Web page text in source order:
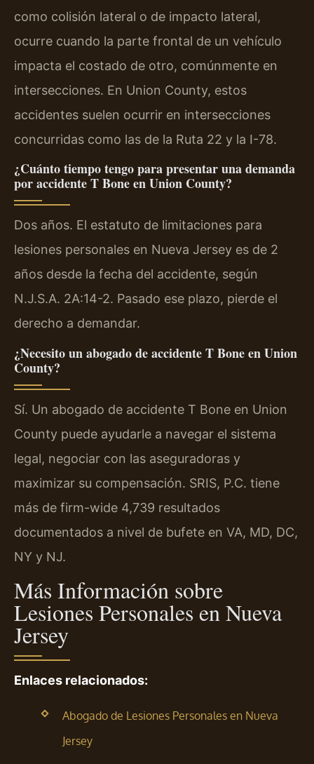
como colisión lateral o de impacto lateral,
ocurre cuando la parte frontal de un vehículo
impacta el costado de otro, comúnmente en
intersecciones. En Union County, estos
accidentes suelen ocurrir en intersecciones
concurridas como las de la Ruta 22 y la I-78.
¿Cuánto tiempo tengo para presentar una demanda
por accidente T Bone en Union County?
Dos años. El estatuto de limitaciones para
lesiones personales en Nueva Jersey es de 2
años desde la fecha del accidente, según
N.J.S.A. 2A:14-2. Pasado ese plazo, pierde el
derecho a demandar.
¿Necesito un abogado de accidente T Bone en Union
County?
Sí. Un abogado de accidente T Bone en Union
County puede ayudarle a navegar el sistema
legal, negociar con las aseguradoras y
maximizar su compensación. SRIS, P.C. tiene
más de firm-wide 4,739 resultados
documentados a nivel de bufete en VA, MD, DC,
NY y NJ.
Más Información sobre
Lesiones Personales en Nueva
Jersey
Enlaces relacionados:
Abogado de Lesiones Personales en Nueva
Jersey